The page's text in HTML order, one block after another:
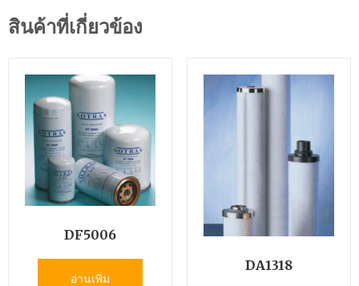
สินค้าที่เกี่ยวข้อง
DF5006
อ่านเพิ่ม
DA1318